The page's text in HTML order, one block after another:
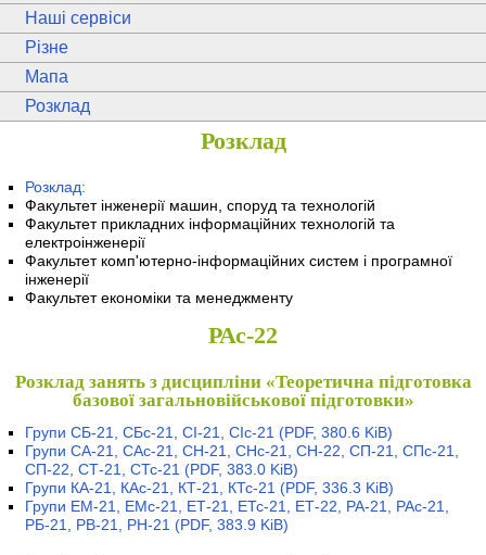
Наші сервіси
Різне
Мапа
Розклад
Розклад
Розклад:
Факультет інженерії машин, споруд та технологій
Факультет прикладних інформаційних технологій та
електроінженерії
Факультет комп'ютерно-інформаційних систем і програмної
інженерії
Факультет економіки та менеджменту
РАс-22
Розклад занять з дисципліни «Теоретична підготовка
базової загальновійськової підготовки»
Групи СБ-21, СБс-21, СІ-21, СІс-21 (PDF, 380.6 KiB)
Групи СА-21, САс-21, СН-21, СНс-21, СН-22, СП-21, СПс-21,
СП-22, СТ-21, СТс-21 (PDF, 383.0 KiB)
Групи КА-21, КАс-21, КТ-21, КТс-21 (PDF, 336.3 KiB)
Групи ЕМ-21, ЕМс-21, ЕТ-21, ЕТс-21, ЕТ-22, РА-21, РАс-21,
РБ-21, РВ-21, РН-21 (PDF, 383.9 KiB)